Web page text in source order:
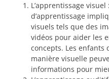
L’apprentissage
d’apprentissage
visuels tels que des
vidéos pour aider les
concepts. Les
manière visuelle
informations pour